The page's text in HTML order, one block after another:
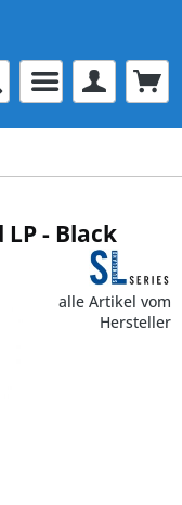
- Black
alle Artikel vom
Hersteller